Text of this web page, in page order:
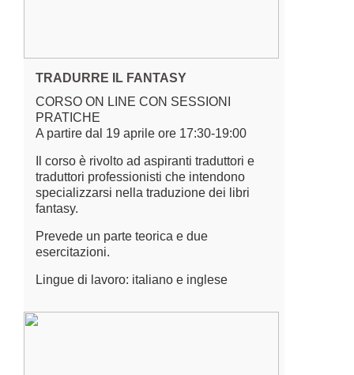
TRADURRE IL FANTASY
CORSO ON LINE CON SESSIONI
PRATICHE
A partire dal 19 aprile ore 17:30-19:00
Il corso è rivolto ad aspiranti traduttori e
traduttori professionisti che intendono
specializzarsi nella traduzione dei libri
fantasy.
Prevede un parte teorica e due
esercitazioni.
Lingue di lavoro: italiano e inglese